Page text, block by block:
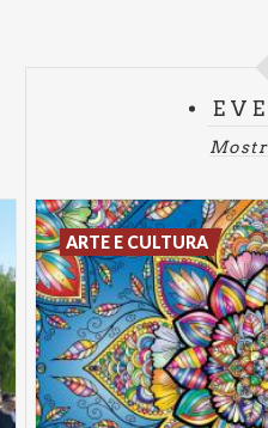
ARTE E CULTURA